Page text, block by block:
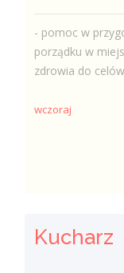
- pomoc w
porządku w
zdrowia do
wczoraj
Kucharz